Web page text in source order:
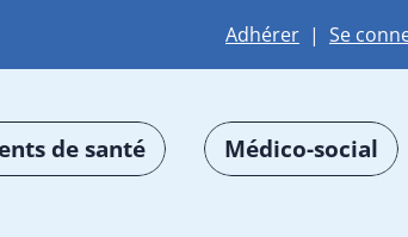
Adhérer | Se
de santé Médico-social